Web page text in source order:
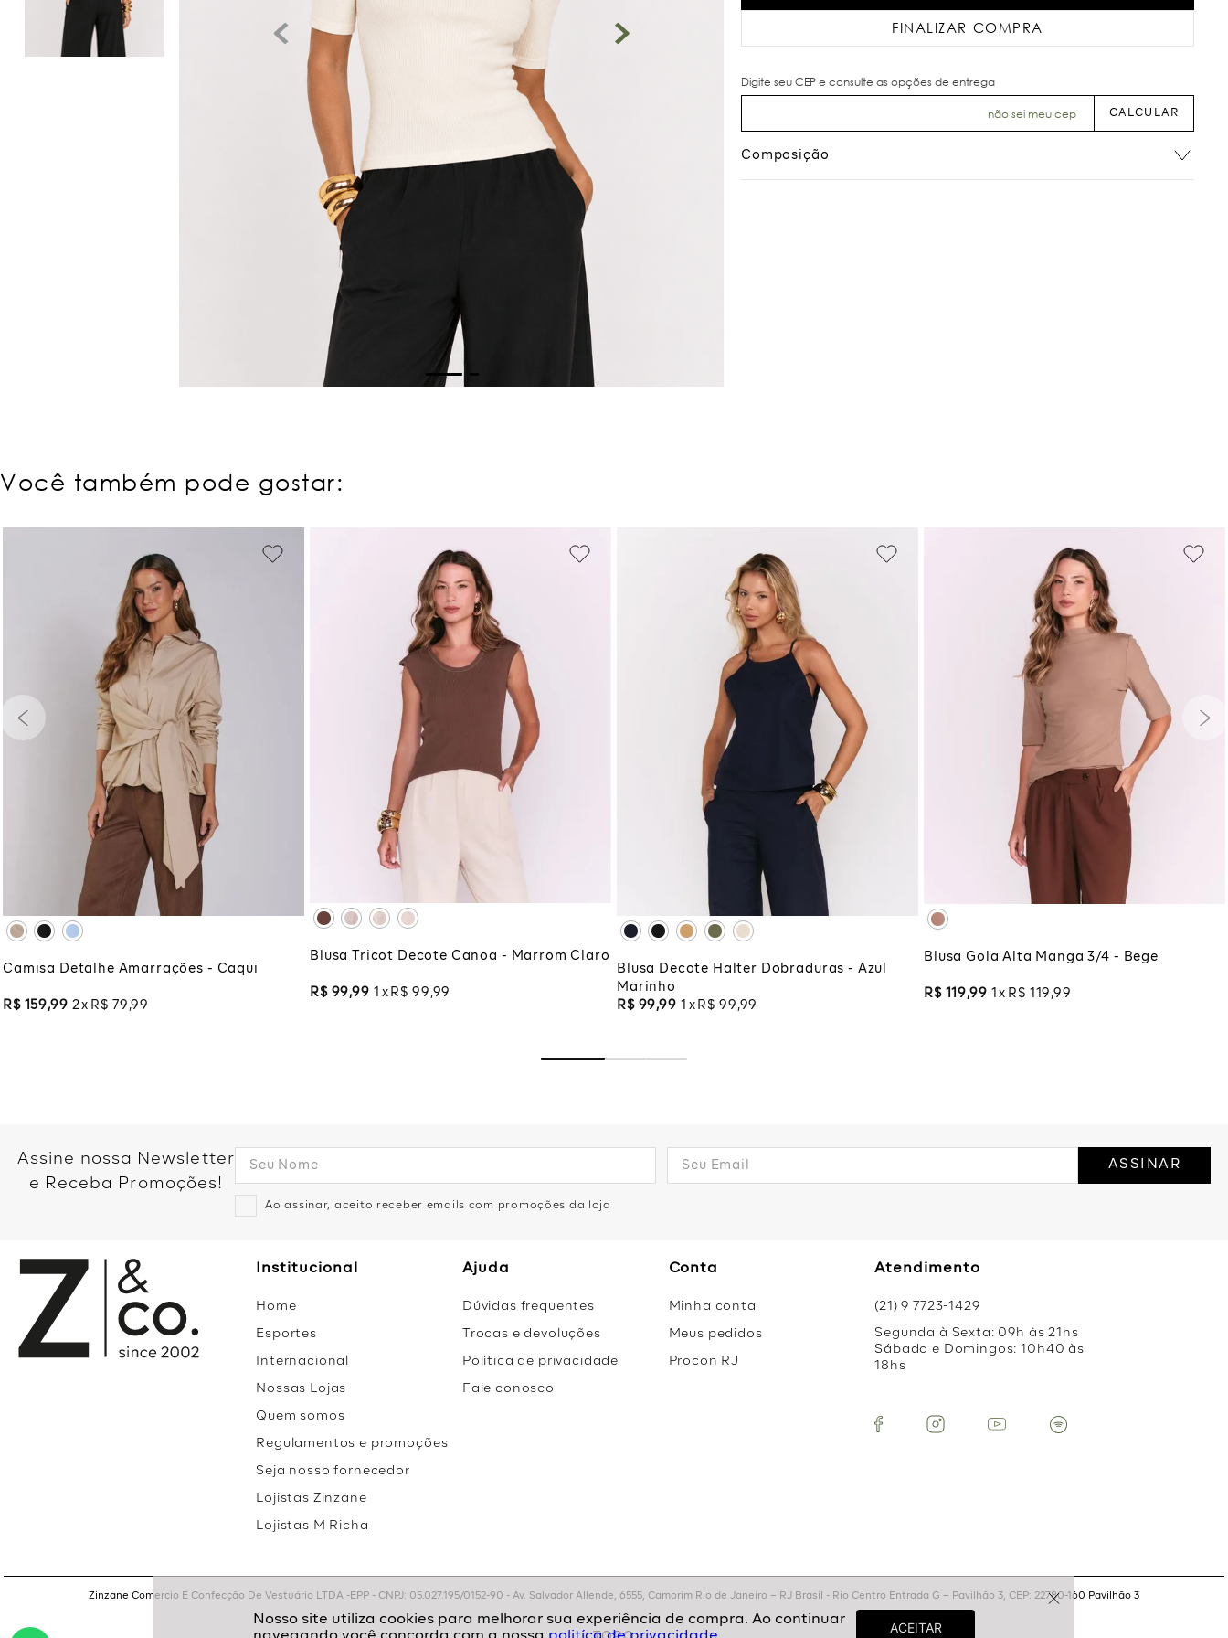
FINALIZAR COMPRA
não sei meu cep
Composição
Você também pode gostar:
G
P
XGG
ADICIONAR À SACOLA
Camisa Detalhe Amarrações - Caqui
R$ 159,99 2 R$ 79 ,99
P
XGG
ADICIONAR À SACOLA
Blusa Tricot Decote Canoa - Marrom Claro
R$ 99,99 1 R$ 99 ,99
G
P
XGG
ADICIONAR À SACOLA
Blusa Decote Halter Dobraduras - Azul
Marinho
R$ 99,99 1 R$ 99 ,99
G
M
XGG
ADICIONAR À SACOLA
Blusa Gola Alta Manga 3/4 - Bege
R$ 119,99 1 R$ 119 ,99
Assine nossa Newsletter
e Receba Promoções!
Ao assinar, aceito receber emails com promoções da loja
ASSINAR
Institucional
Home
Esportes
Internacional
Nossas Lojas
Quem somos
Regulamentos e promoções
Seja nosso fornecedor
Lojistas Zinzane
Lojistas M Richa
Ajuda
Dúvidas frequentes
Trocas e devoluções
Política de privacidade
Fale conosco
Conta
Minha conta
Meus pedidos
Procon RJ
Atendimento
(21) 9 7723-1429
Segunda à Sexta: 09h às 21hs
Sábado e Domingos: 10h40 às
18hs
Zinzane Comercio E Confecção De Vestuário LTDA -EPP - CNPJ: 05.027.195/0152-90 - Av. Salvador Allende, 6555, Camorim Rio de Janeiro – RJ Brasil - Rio Centro Entrada G – Pavilhão 3, CEP: 22780-160 Pavilhão 3